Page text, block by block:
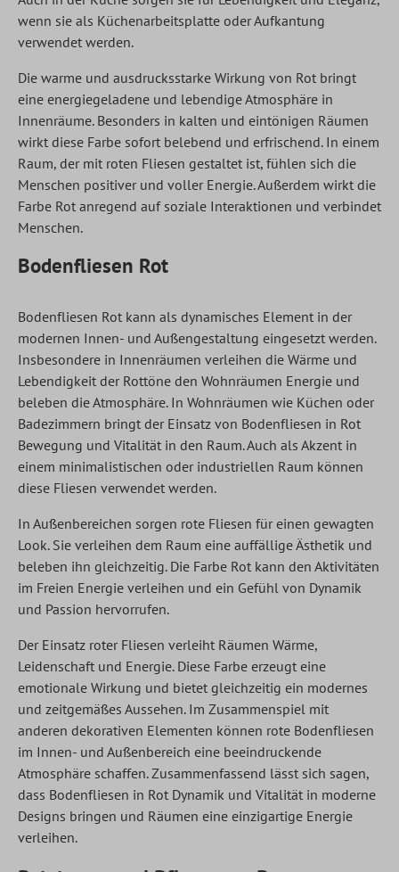
wenn sie als Küchenarbeitsplatte oder Aufkantung
verwendet werden.
Die warme und ausdrucksstarke Wirkung von Rot bringt
eine energiegeladene und lebendige Atmosphäre in
Innenräume. Besonders in kalten und eintönigen Räumen
wirkt diese Farbe sofort belebend und erfrischend. In einem
Raum, der mit roten Fliesen gestaltet ist, fühlen sich die
Menschen positiver und voller Energie. Außerdem wirkt die
Farbe Rot anregend auf soziale Interaktionen und verbindet
Menschen.
Bodenfliesen Rot
Bodenfliesen Rot kann als dynamisches Element in der
modernen Innen- und Außengestaltung eingesetzt werden.
Insbesondere in Innenräumen verleihen die Wärme und
Lebendigkeit der Rottöne den Wohnräumen Energie und
beleben die Atmosphäre. In Wohnräumen wie Küchen oder
Badezimmern bringt der Einsatz von Bodenfliesen in Rot
Bewegung und Vitalität in den Raum. Auch als Akzent in
einem minimalistischen oder industriellen Raum können
diese Fliesen verwendet werden.
In Außenbereichen sorgen rote Fliesen für einen gewagten
Look. Sie verleihen dem Raum eine auffällige Ästhetik und
beleben ihn gleichzeitig. Die Farbe Rot kann den Aktivitäten
im Freien Energie verleihen und ein Gefühl von Dynamik
und Passion hervorrufen.
Der Einsatz roter Fliesen verleiht Räumen Wärme,
Leidenschaft und Energie. Diese Farbe erzeugt eine
emotionale Wirkung und bietet gleichzeitig ein modernes
und zeitgemäßes Aussehen. Im Zusammenspiel mit
anderen dekorativen Elementen können rote Bodenfliesen
im Innen- und Außenbereich eine beeindruckende
Atmosphäre schaffen. Zusammenfassend lässt sich sagen,
dass Bodenfliesen in Rot Dynamik und Vitalität in moderne
Designs bringen und Räumen eine einzigartige Energie
verleihen.